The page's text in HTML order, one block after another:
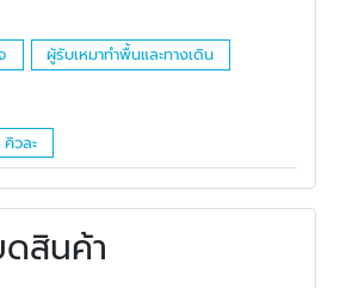
ผู้รับเหมาทำพื้นและทางเดิน
วละ
ดสินค้า